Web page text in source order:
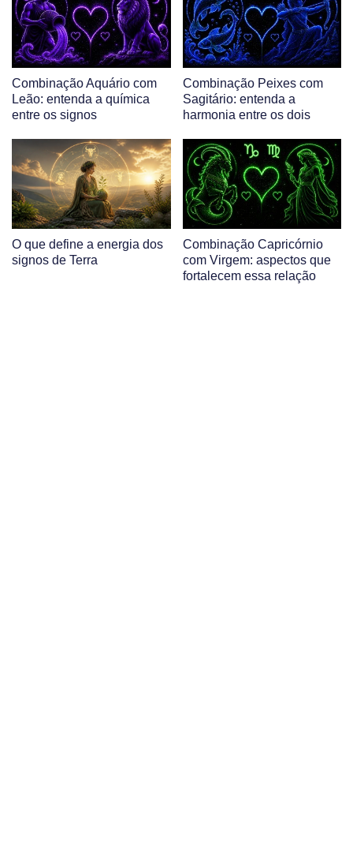
Combinação Aquário com
Leão: entenda a química
entre os signos
Combinação Peixes com
Sagitário: entenda a
harmonia entre os dois
O que define a energia dos
signos de Terra
Combinação Capricórnio
com Virgem: aspectos que
fortalecem essa relação